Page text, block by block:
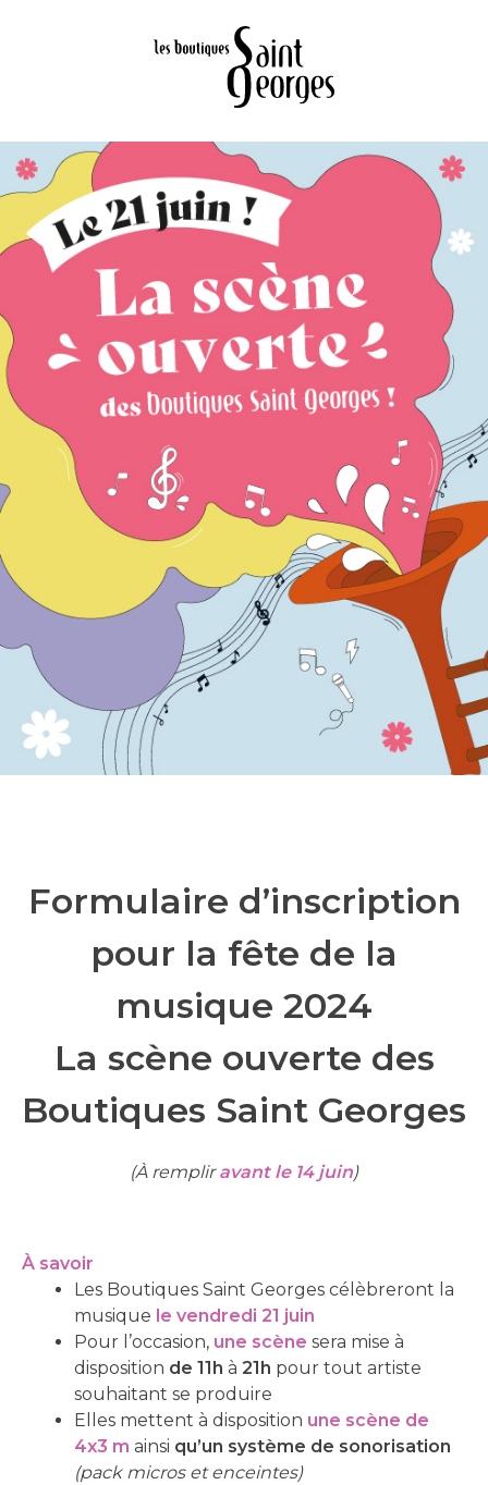
Formulaire d’inscription
pour la fête de la
musique 2024
La scène ouverte des
Boutiques Saint Georges
(À remplir avant le 14 juin)
À savoir
Les Boutiques Saint Georges célèbreront la
musique le vendredi 21 juin
Pour l’occasion, une scène sera mise à
disposition de 11h à 21h pour tout artiste
souhaitant se produire
Elles mettent à disposition une scène de
4x3 m ainsi qu’un système de sonorisation
(pack micros et enceintes)